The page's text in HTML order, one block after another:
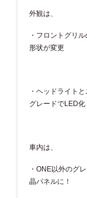
外観は、
・フロントグリ
形状が変更
・ヘッドライト
グレードでLED化
車内は、
・ONE以外のグ
晶パネルに！